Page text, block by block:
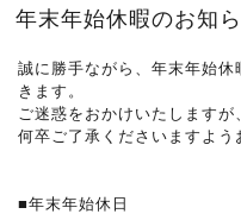
年末年始休暇のお知
誠に勝手ながら、年末年始
きます。
ご迷惑をおかけいたしますが
何卒ご了承くださいますよう
■年末年始休日